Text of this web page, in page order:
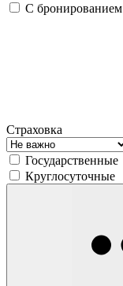
С бронированием
Страховка
Государственные
Круглосуточные